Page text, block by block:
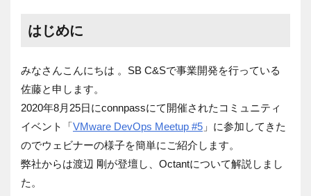
はじめに
みなさんこんにちは 。 SB C&Sで事業開発を行っている
佐藤と申します。
2020年8月25日にconnpassにて開催されたコミュニティ
イベント「VMware DevOps Meetup #5 」に参加してきた
のでウェビナーの様子を簡単にご紹介します。
弊社からは渡辺 剛が登壇し、Octantについて解説しまし
た。